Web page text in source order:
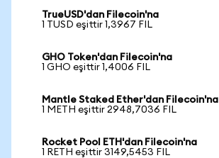
TrueUSD'dan Filecoin'na
1 TUSD eşittir 1,3967 FIL
GHO Token'dan Filecoin'na
1 GHO eşittir 1,4006 FIL
Mantle Staked Ether'dan Filecoin'na
1 METH eşittir 2948,7036 FIL
Rocket Pool ETH'dan Filecoin'na
1 RETH eşittir 3149,5453 FIL